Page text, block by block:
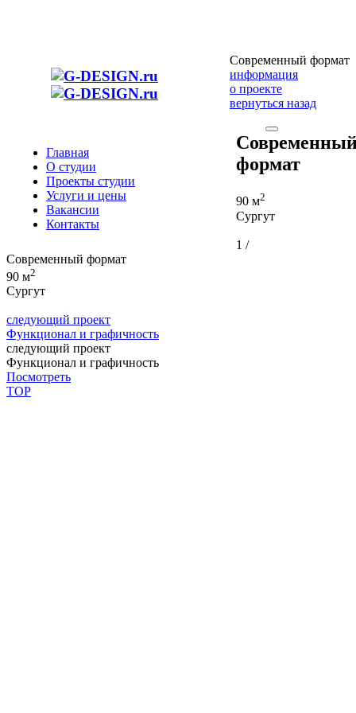
Главная
О студии
Проекты студии
Услуги и цены
Вакансии
Контакты
Современный формат
информация
о проекте
вернуться назад
формат
90 м2
Сургут
1 /
Современный формат
90 м2
Сургут
следующий проект
Функционал и графичность
следующий проект
Функционал и графичность
Посмотреть
TOP